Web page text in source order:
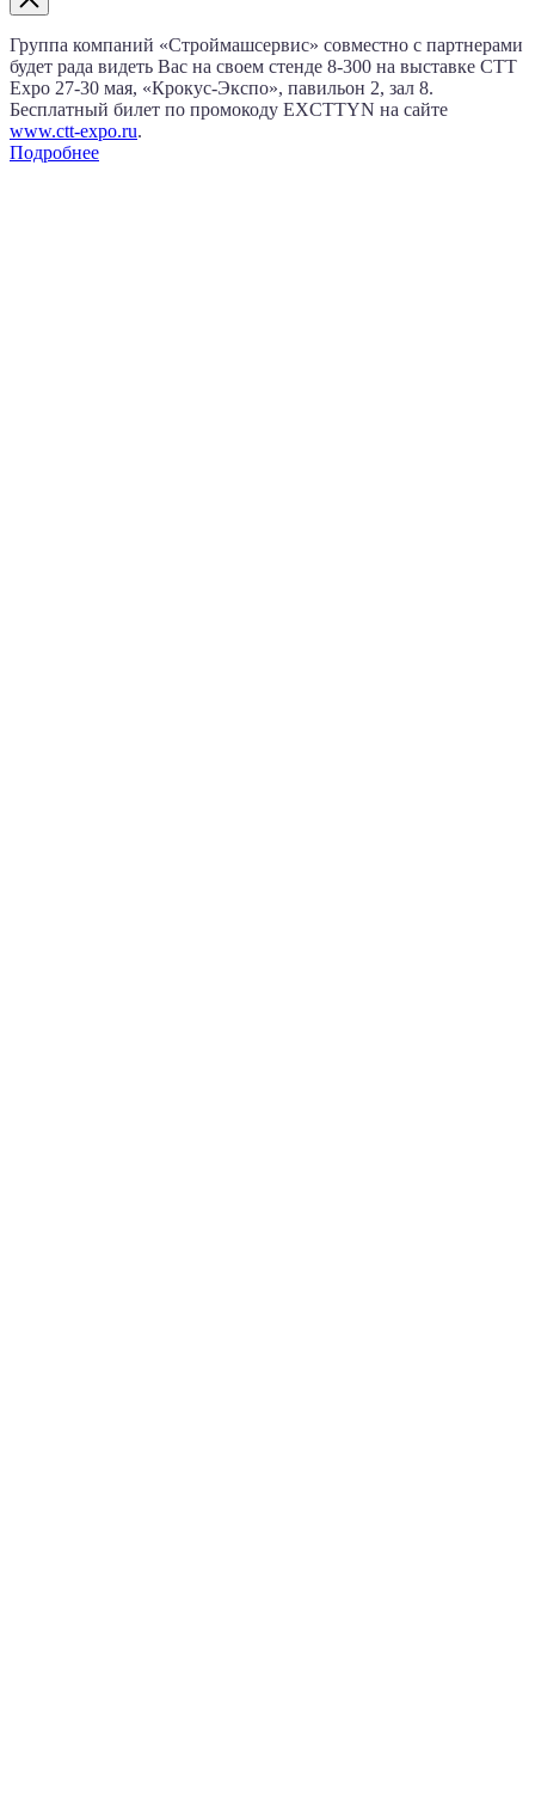
Группа компаний «Строймашсервис» совместно с партнерами
будет рада видеть Вас на своем стенде 8‑300 на выставке CTT
Expo 27‑30 мая, «Крокус‑Экспо», павильон 2, зал 8.
Бесплатный билет по промокоду EXCTTYN на сайте
www.сtt-expo.ru.
Подробнее